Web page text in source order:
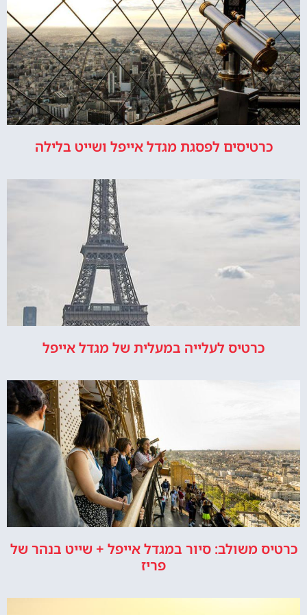
כרטיסים לפסגת מגדל אייפל ושייט בלילה
כרטיס לעלייה במעלית של מגדל אייפל
כרטיס משולב: סיור במגדל אייפל + שייט בנהר של
פריז